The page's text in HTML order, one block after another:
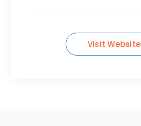
Visit Website